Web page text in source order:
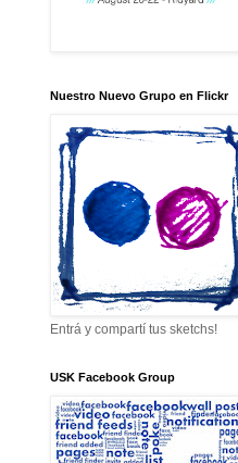
Nuestro Nuevo Grupo en Flickr
Entrá y compartí tus sketchs!
USK Facebook Group